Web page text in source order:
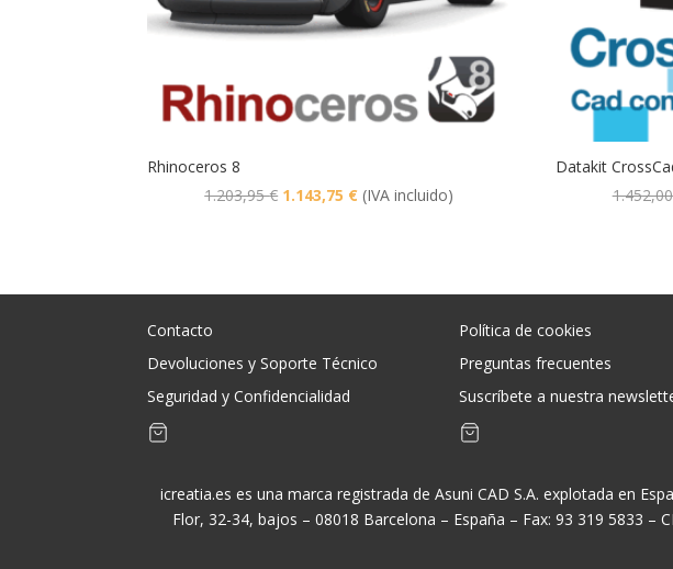
Rhinoceros 8
1.203,95€ El
1.203,95 €.
1.143,75 €El
1.143,75 €.
(IVA incluido)
Datakit
Contacto
Devoluciones y Soporte Técnico
Seguridad y Confidencialidad
Política de cookies
Preguntas frecuentes
Suscríbete a nuestra
icreatia.es es una marca registrada de Asuni CAD S.A. explotada en
Flor, 32-34, bajos – 08018 Barcelona – España – Fax: 93 319 5833